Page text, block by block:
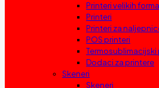
Printeri velikih
Printeri
Printeri za
POS printeri
Termosublimacijski
Dodaci za printere
Skeneri
Skeneri